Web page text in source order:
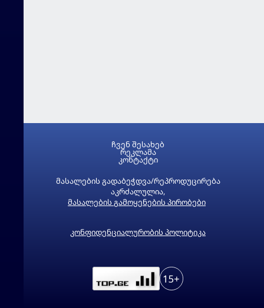
მასალების გადაბეჭდვა/რეპროდუცირება
აკრძალულია,
მასალების გამოყენების პირობები
კონფიდენციალურობის პოლიტიკა
ჩვენ შესახებ
რეკლამა
კონტაქტი